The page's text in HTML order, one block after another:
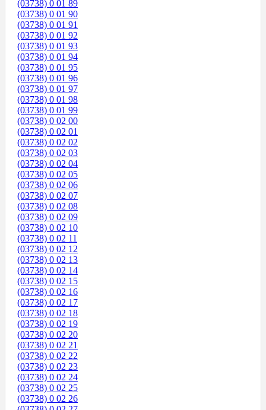
(03738) 0 01 89
(03738) 0 01 90
(03738) 0 01 91
(03738) 0 01 92
(03738) 0 01 93
(03738) 0 01 94
(03738) 0 01 95
(03738) 0 01 96
(03738) 0 01 97
(03738) 0 01 98
(03738) 0 01 99
(03738) 0 02 00
(03738) 0 02 01
(03738) 0 02 02
(03738) 0 02 03
(03738) 0 02 04
(03738) 0 02 05
(03738) 0 02 06
(03738) 0 02 07
(03738) 0 02 08
(03738) 0 02 09
(03738) 0 02 10
(03738) 0 02 11
(03738) 0 02 12
(03738) 0 02 13
(03738) 0 02 14
(03738) 0 02 15
(03738) 0 02 16
(03738) 0 02 17
(03738) 0 02 18
(03738) 0 02 19
(03738) 0 02 20
(03738) 0 02 21
(03738) 0 02 22
(03738) 0 02 23
(03738) 0 02 24
(03738) 0 02 25
(03738) 0 02 26